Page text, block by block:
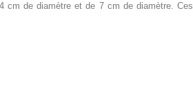
cm de diamètre et de 7 cm de diamètre. Ces